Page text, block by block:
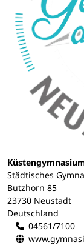
Städtisches
Butzhorn 85
23730 Neustadt
Deutschland
04561/7100